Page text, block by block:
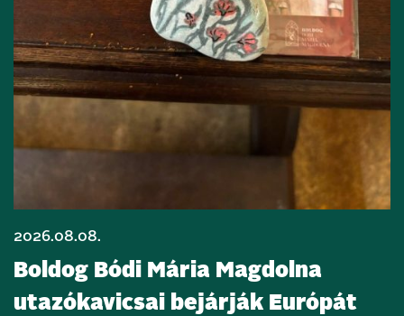
2026.08.08.
Boldog Bódi Mária Magdolna
utazókavicsai bejárják Európát